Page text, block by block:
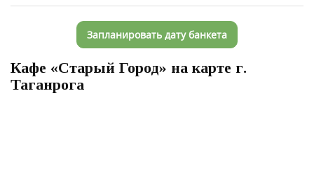
Запланировать дату банкета
Кафе «Старый Город» на карте г.
Таганрога